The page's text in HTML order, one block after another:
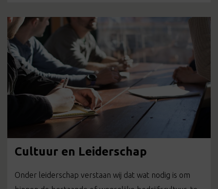
Cultuur en Leiderschap
Onder leiderschap verstaan wij dat wat nodig is om